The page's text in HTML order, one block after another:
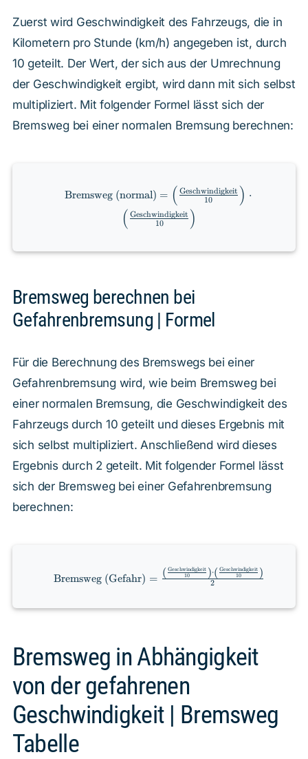
Zuerst wird Geschwindigkeit des Fahrzeugs, die in
Kilometern pro Stunde (km/h) angegeben ist, durch
10 geteilt. Der Wert, der sich aus der Umrechnung
der Geschwindigkeit ergibt, wird dann mit sich selbst
multipliziert. Mit folgender Formel lässt sich der
Bremsweg bei einer normalen Bremsung berechnen:
\text{Bremsweg (normal)} =
\left(\frac{\text{Geschwindigkeit}}
{10}\right) \cdot
\left(\frac{\text{Geschwindigkeit}}
Bremsweg (normal) = ( 10
Geschwindigkeit ) ⋅
( 10
Geschwindigkeit )
Bremsweg berechnen bei
Gefahrenbremsung | Formel
Für die Berechnung des Bremswegs bei einer
Gefahrenbremsung wird, wie beim Bremsweg bei
einer normalen Bremsung, die Geschwindigkeit des
Fahrzeugs durch 10 geteilt und dieses Ergebnis mit
sich selbst multipliziert. Anschließend wird dieses
Ergebnis durch 2 geteilt. Mit folgender Formel lässt
sich der Bremsweg bei einer Gefahrenbremsung
berechnen:
\text{Bremsweg (Gefahr)} =
\frac{\left(\frac{\text{Geschwindigkeit}}
\left(\frac{\text{Geschwindigkeit}}
Bremsweg (Gefahr) = 2
( 10
Geschwindigkeit )⋅( 10
Geschwindigkeit )
Bremsweg in Abhängigkeit
von der gefahrenen
Geschwindigkeit | Bremsweg
Tabelle